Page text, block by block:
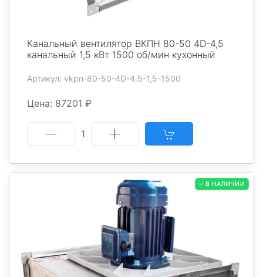
Канальный вентилятор ВКПН 80-50 4D-4,5
канальный 1,5 кВт 1500 об/мин кухонный
Артикул: vkpn-80-50-4D-4,5-1,5-1500
Цена: 87201 ₽
1
✅ В НАЛИЧИИ